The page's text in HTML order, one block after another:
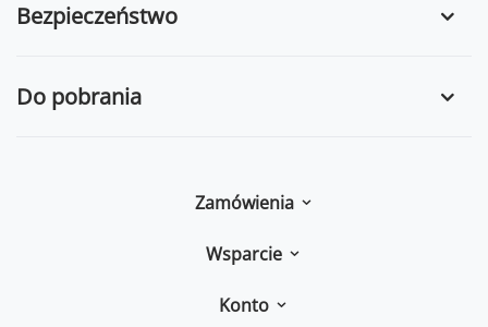
Bezpieczeństwo
Do pobrania
Zamówienia
Wsparcie
Konto